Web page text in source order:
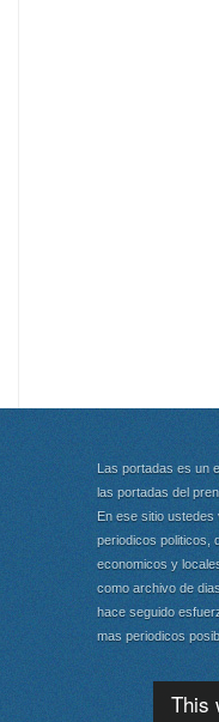
This
Las portadas es un
las portadas del
En ese sitio
periodicos politicos,
economicos y
como archivo de
hace seguido
mas periodicos